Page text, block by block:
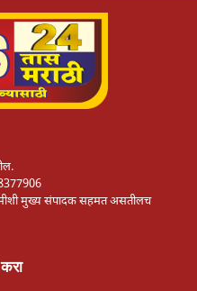
मुख्य संपादक सहमत असतीलच